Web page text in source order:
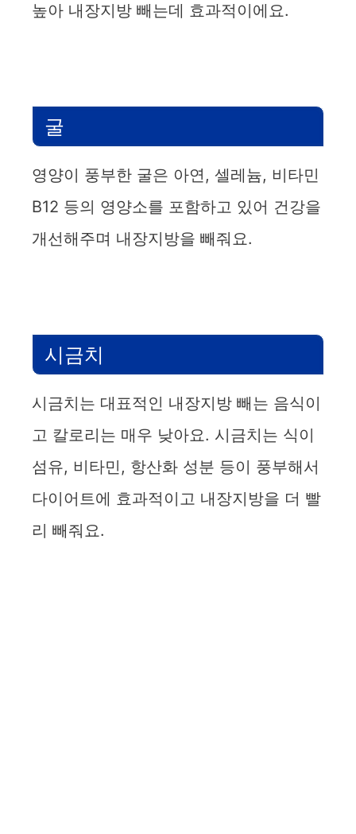
높아 내장지방 빼는데 효과적이에요.
굴
영양이 풍부한 굴은 아연, 셀레늄, 비타민
B12 등의 영양소를 포함하고 있어 건강을
개선해주며 내장지방을 빼줘요.
시금치
시금치는 대표적인 내장지방 빼는 음식이
고 칼로리는 매우 낮아요. 시금치는 식이
섬유, 비타민, 항산화 성분 등이 풍부해서
다이어트에 효과적이고 내장지방을 더 빨
리 빼줘요.